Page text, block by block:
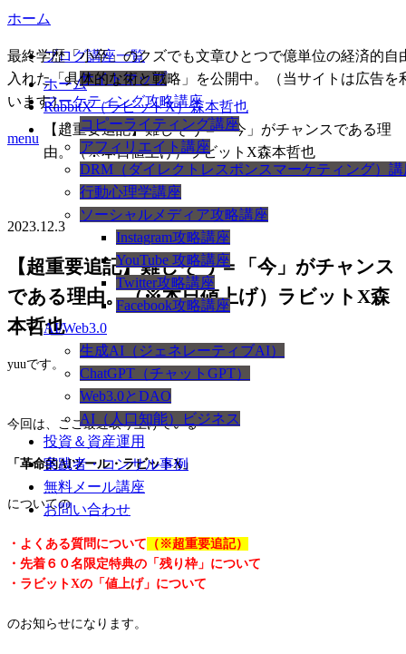
ホーム
ブログ講座一覧
サイトマップ
マーケティング攻略講座
コピーライティング講座
アフィリエイト講座
DRM（ダイレクトレスポンスマーケティング）講
行動心理学講座
ソーシャルメディア攻略講座
Instagram攻略講座
YouTube 攻略講座
Twitter攻略講座
Facebook攻略講座
AI/Web3.0
生成AI（ジェネレーティブAI）
ChatGPT（チャットGPT）
Web3.0とDAO
AI（人口知能）ビジネス
投資＆資産運用
実践者・コンサル事例
無料メール講座
お問い合わせ
最終学歴「小卒」のクズでも文章ひとつで億単位の経済的自
入れた「具体的な術と戦略」を公開中。（当サイトは広告を
います）
menu
ホーム
RabbitX（ラビットX）森本哲也
【超重要追記】難しそう＝「今」がチャンスである理
由。（※本日値上げ）ラビットX森本哲也
2023.12.3
【超重要追記】難しそう＝「今」がチャンス
である理由。（※本日値上げ）ラビットX森
本哲也
yuuです。
今回は、ここ最近取り上げている
「革命的AIツール・ラビットX」
についての
・よくある質問について （※超重要追記）
・先着６０名限定特典の「残り枠」について
・ラビットXの「値上げ」について
のお知らせになります。